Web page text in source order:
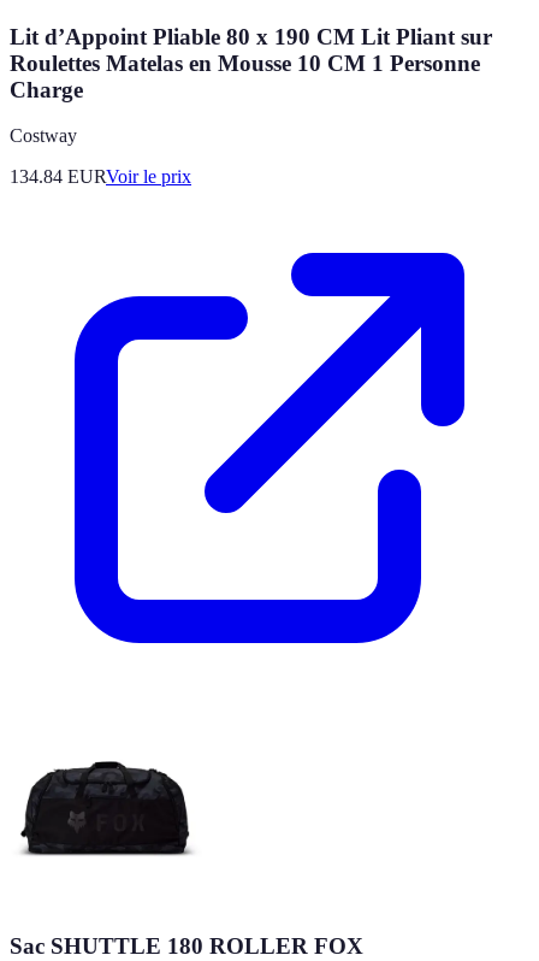
Lit d’Appoint Pliable 80 x 190 CM Lit Pliant sur
Roulettes Matelas en Mousse 10 CM 1 Personne
Charge
Costway
134.84 EURVoir le prix
Sac SHUTTLE 180 ROLLER FOX